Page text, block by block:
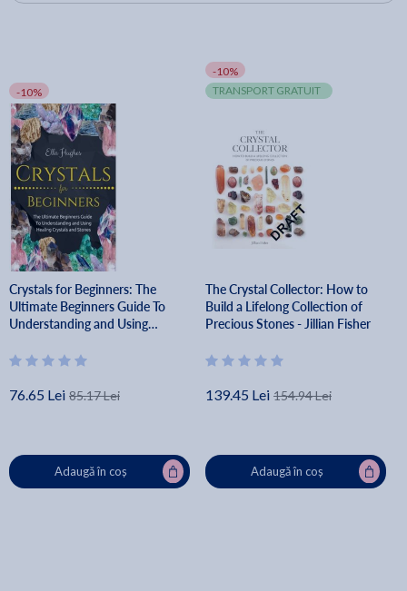
-10%
Crystals for Beginners: The
Ultimate Beginners Guide To
Understanding and Using
Ella Hughes
76.65 Lei 85.17 Lei
Adaugă în coș
-10%
TRANSPORT GRATUIT
The Crystal Collector: How to
Build a Lifelong Collection of
Precious Stones - Jillian Fisher
139.45 Lei 154.94 Lei
Adaugă în coș